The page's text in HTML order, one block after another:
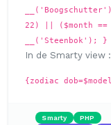
22) || ($month
__('Steenbok'); }
In de Smarty view :
{zodiac
Smarty
PHP